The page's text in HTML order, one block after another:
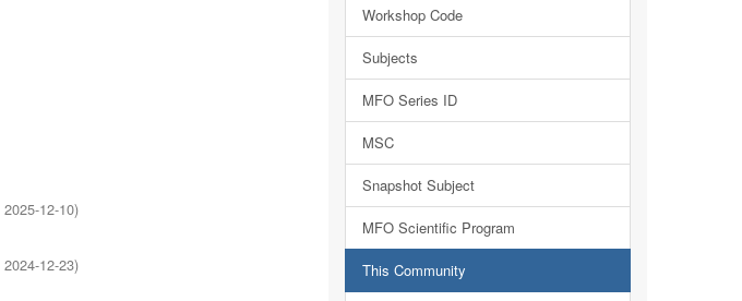
2025-12-10)
2024-12-23)
Workshop Code
Subjects
MFO Series ID
MSC
Snapshot Subject
MFO Scientific Program
This Community